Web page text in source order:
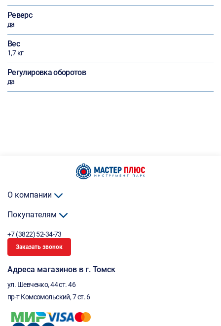
Реверс
да
Вес
1,7 кг
Регулировка оборотов
да
О компании
Покупателям
+7 (3822) 52-34-73
Заказать звонок
Адреса магазинов в г. Томск
ул. Шевченко, 44 ст. 46
пр-т Комсомольский, 7 ст. 6